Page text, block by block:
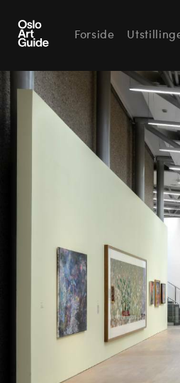
Forside